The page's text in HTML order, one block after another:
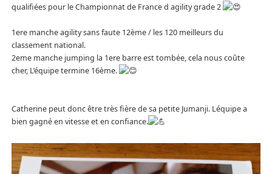
qualifiées pour le Championnat de France d agility grade 2
1ere manche agility sans faute 12ème / les 120 meilleurs du
classement national.
2eme manche jumping la 1ere barre est tombée, cela nous coûte
cher, L’équipe termine 16ème.
Catherine peut donc être très fière de sa petite Jumanji. Léquipe a
bien gagné en vitesse et en confiance.